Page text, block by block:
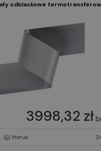
odblaskowe
3998,32 zł
Horus